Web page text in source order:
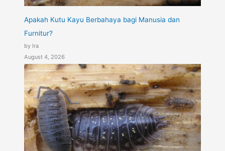
Apakah Kutu Kayu Berbahaya bagi Manusia dan
Furnitur?
by Ira
August 4, 2026